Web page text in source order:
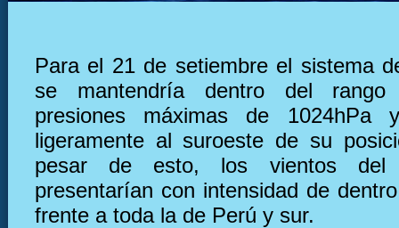
Para el 21 de setiembre el sistema
se mantendría dentro del rango
presiones máximas de 1024hPa
ligeramente al suroeste de su
pesar de esto, los vientos del
presentarían con intensidad de
frente a toda la de Perú y sur.